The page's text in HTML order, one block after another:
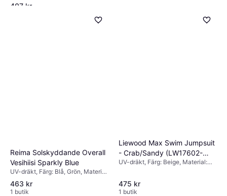
407 kr
Reima Solskyddande Overall
Vesihiisi Sparkly Blue
UV-dräkt, Färg: Blå, Grön, Material:
Syntet, Polyester,
Elastan/Lycra/Spandex
463 kr
1 butik
Liewood Max Swim Jumpsuit
- Crab/Sandy (LW17602-
1833)
UV-dräkt, Färg: Beige, Material:
475 kr
1 butik